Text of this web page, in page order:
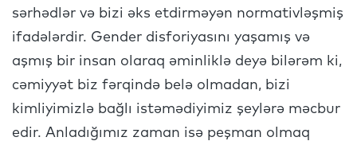
sərhədlər və bizi əks etdirməyən normativləşmiş
ifadələrdir. Gender disforiyasını yaşamış və
aşmış bir insan olaraq əminliklə deyə bilərəm ki,
cəmiyyət biz fərqində belə olmadan, bizi
kimliyimizlə bağlı istəmədiyimiz şeylərə məcbur
edir. Anladığımız zaman isə peşman olmaq